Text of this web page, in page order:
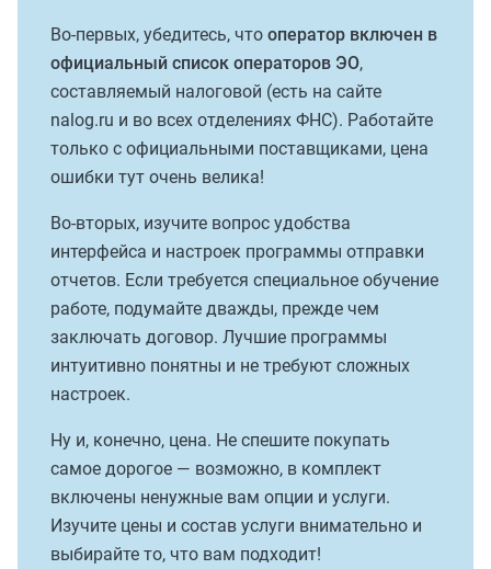
Во-первых, убедитесь, что оператор включен в
официальный список операторов ЭО,
составляемый налоговой (есть на сайте
nalog.ru и во всех отделениях ФНС). Работайте
только с официальными поставщиками, цена
ошибки тут очень велика!
Во-вторых, изучите вопрос удобства
интерфейса и настроек программы отправки
отчетов. Если требуется специальное обучение
работе, подумайте дважды, прежде чем
заключать договор. Лучшие программы
интуитивно понятны и не требуют сложных
настроек.
Ну и, конечно, цена. Не спешите покупать
самое дорогое — возможно, в комплект
включены ненужные вам опции и услуги.
Изучите цены и состав услуги внимательно и
выбирайте то, что вам подходит!